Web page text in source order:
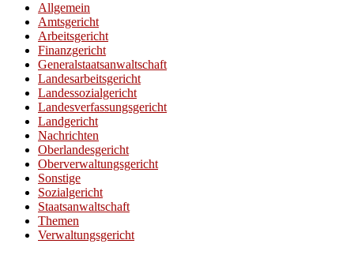
Allgemein
Amtsgericht
Arbeitsgericht
Finanzgericht
Generalstaatsanwaltschaft
Landesarbeitsgericht
Landessozialgericht
Landesverfassungsgericht
Landgericht
Nachrichten
Oberlandesgericht
Oberverwaltungsgericht
Sonstige
Sozialgericht
Staatsanwaltschaft
Themen
Verwaltungsgericht